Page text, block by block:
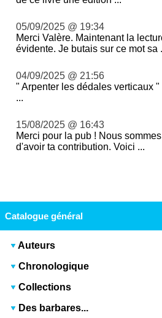
05/09/2025 @ 19:34
Merci Valère. Maintenant la
évidente. Je butais sur ce mot sa
04/09/2025 @ 21:56
" Arpenter les dédales verticaux "
...
15/08/2025 @ 16:43
Merci pour la pub ! Nous
d'avoir ta contribution. Voici ...
Catalogue général
Auteurs
Chronologique
Collections
Des barbares...